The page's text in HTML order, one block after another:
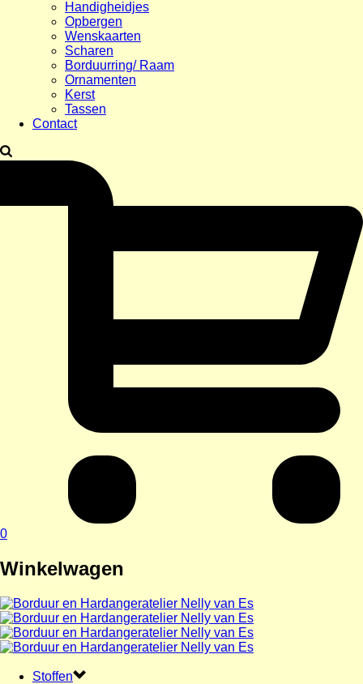
Handigheidjes
Opbergen
Wenskaarten
Scharen
Borduurring/ Raam
Ornamenten
Kerst
Tassen
Contact
0
Winkelwagen
Stoffen